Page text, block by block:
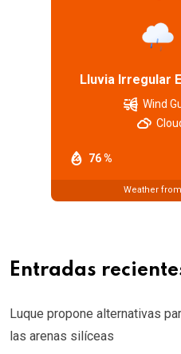
Lluvia Irregular
76 %
Wind
Weather
Entradas
Luque propone alternativas
las arenas silíceas